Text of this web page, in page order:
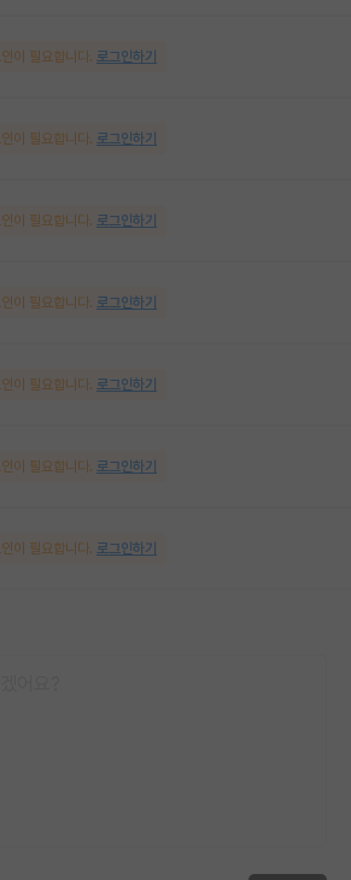
이 필요합니다. 로그인하기
이 필요합니다. 로그인하기
이 필요합니다. 로그인하기
이 필요합니다. 로그인하기
이 필요합니다. 로그인하기
이 필요합니다. 로그인하기
이 필요합니다. 로그인하기